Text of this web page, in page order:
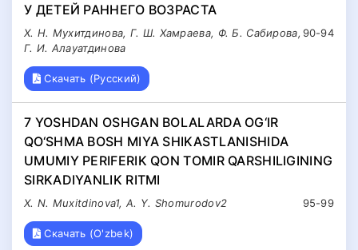
У ДЕТЕЙ РАННЕГО ВОЗРАСТА
90-94
Х. Н. Мухитдинова, Г. Ш. Хамраева, Ф. Б. Cабирова,
Г. И. Алауатдинова
Скачать (Русский)
7 YOSHDAN OSHGAN BOLALARDA OG‘IR
QO‘SHMA BOSH MIYA SHIKASTLANISHIDA
UMUMIY PERIFERIK QON TOMIR QARSHILIGINING
SIRKADIYANLIK RITMI
95-99
X. N. Muxitdinova1, A. Y. Shomurodov2
Скачать (O'zbek)